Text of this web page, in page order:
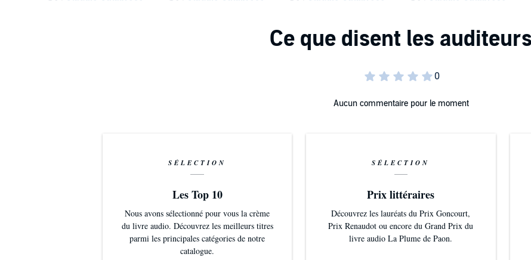
Aucun commentaire pour le moment
SÉLECTION
Les Top 10
Nous avons sélectionné pour vous la crème
du livre audio. Découvrez les meilleurs titres
parmi les principales catégories de notre
catalogue.
SÉLECTION
Prix littéraires
Découvrez les lauréats du Prix Goncourt,
Prix Renaudot ou encore du Grand Prix du
livre audio La Plume de Paon.